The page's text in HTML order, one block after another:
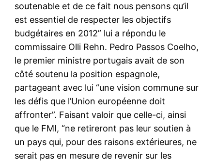
soutenable et de ce fait nous pensons qu’il
est essentiel de respecter les objectifs
budgétaires en 2012” lui a répondu le
commissaire Olli Rehn. Pedro Passos Coelho,
le premier ministre portugais avait de son
côté soutenu la position espagnole,
partageant avec lui “une vision commune sur
les défis que l’Union européenne doit
affronter”. Faisant valoir que celle-ci, ainsi
que le FMI, “ne retireront pas leur soutien à
un pays qui, pour des raisons extérieures, ne
serait pas en mesure de revenir sur les